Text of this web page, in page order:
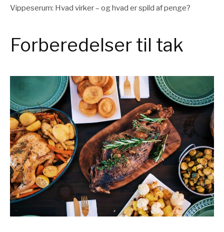
Vippeserum: Hvad virker – og hvad er spild af penge?
Forberedelser til tak